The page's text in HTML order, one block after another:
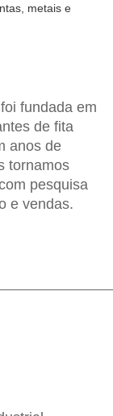
metais e
fundada em
de fita
anos de
tornamos
pesquisa
e vendas.